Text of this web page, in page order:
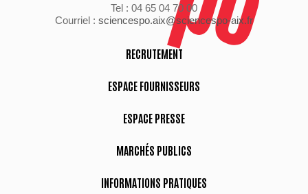
Tel : 04 65 04 70 00
Courriel : sciencespo.aix@sciencespo-aix.fr
RECRUTEMENT
ESPACE FOURNISSEURS
ESPACE PRESSE
MARCHÉS PUBLICS
INFORMATIONS PRATIQUES